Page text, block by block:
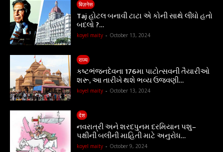
बिज़नेस
Taj હોટલ બનાવી ટાટા એ કોની સાથે લીધો હતો
બદલો ?…
koyel maity - October 13, 2024
राज्य
કષ્ટભંજનદેવના 176મા પાટોત્સવની તૈયારીઓ
શરૂ, આ તારીખે થશે ભવ્ય ઉજવણી…
koyel maity - October 13, 2024
देश
નવરાત્રી અને શરદપુનમ દરમિયાન પશુ–
પક્ષીની બલીની માહિતી માટે અનુરોધ…
koyel maity - October 9, 2024